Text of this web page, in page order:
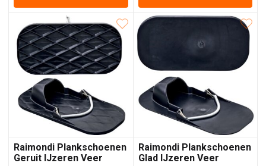
Raimondi Plankschoenen
Geruit IJzeren Veer
Raimondi Plankschoenen
Glad IJzeren Veer